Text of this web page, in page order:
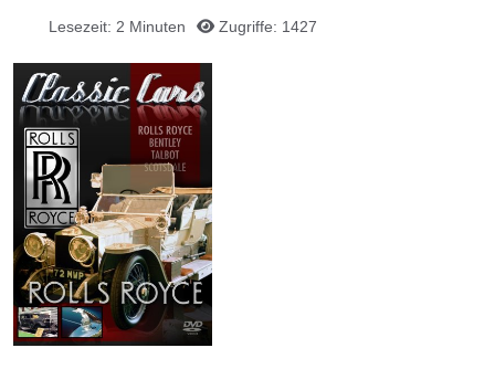
Lesezeit: 2 Minuten Zugriffe: 1427